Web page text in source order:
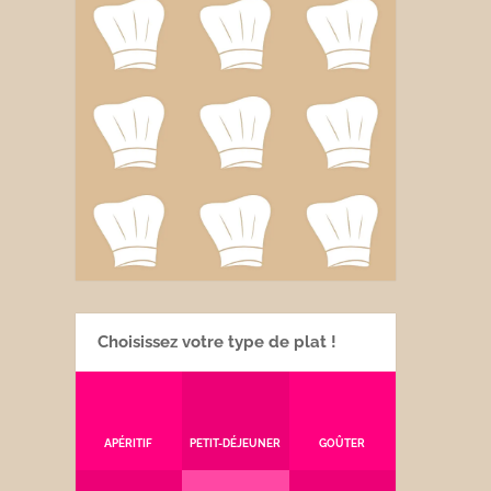
Choisissez votre type de plat !
APÉRITIF PETIT-DÉJEUNER GOÛTER